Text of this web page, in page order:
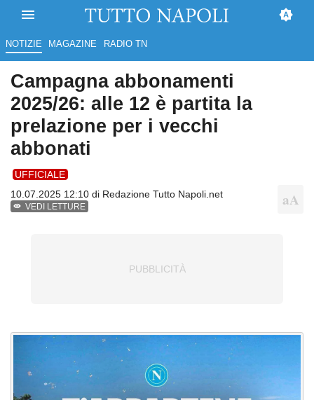
NOTIZIE MAGAZINE RADIO TN
Campagna abbonamenti
2025/26: alle 12 è partita la
prelazione per i vecchi
abbonati
UFFICIALE
10.07.2025 12:10 di Redazione Tutto Napoli.net
VEDI LETTURE